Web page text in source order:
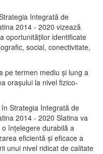
Integrată de
2014 - 2020 vizează
oportunităţilor identificate
social, conectivitate,
pe termen mediu şi lung a
oraşului la nivel fizico-
Strategia Integrată de
2014 - 2020 Slatina va
înţelegere durabilă a
eficientă şi eficace a
unui nivel ridicat de calitate